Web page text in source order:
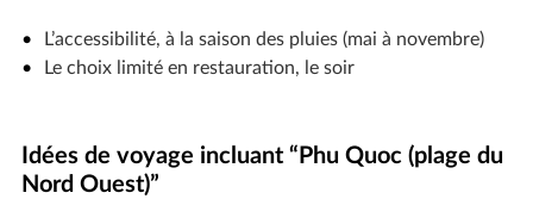
L’accessibilité, à la saison des pluies (mai à novembre)
Le choix limité en restauration, le soir
Idées de voyage incluant “Phu Quoc (plage du
Nord Ouest)”